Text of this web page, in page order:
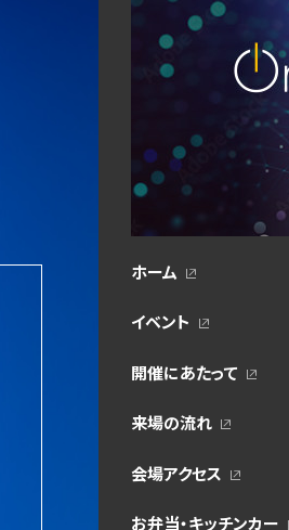
ホーム
イベント
開催にあたって
来場の流れ
会場アクセス
お弁当・キッチンカー